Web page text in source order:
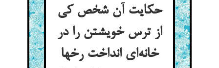
حکایت آن شخص کی
از ترس خویشتن را در
خانه‌ای انداخت رخها